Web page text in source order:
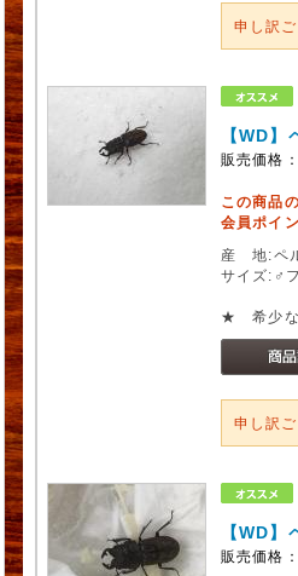
申し訳
【WD
販売価格
この商品
会員ポイ
産 地:ペ
サイズ:♂
★ 希少
申し訳
【WD
販売価格